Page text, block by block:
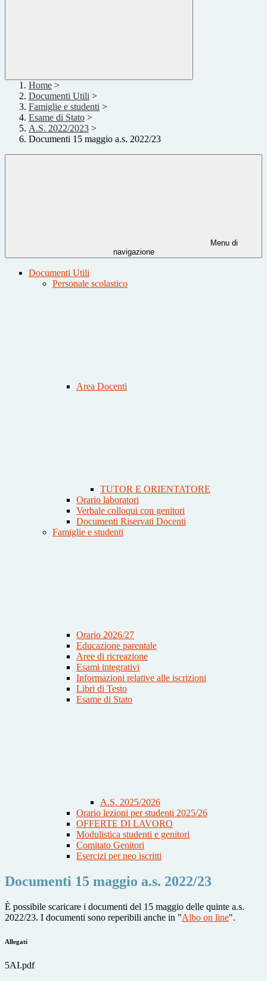
Home >
Documenti Utili >
Famiglie e studenti >
Esame di Stato >
A.S. 2022/2023 >
Documenti 15 maggio a.s. 2022/23
Menu di
navigazione
Documenti Utili
Personale scolastico
Area Docenti
TUTOR E ORIENTATORE
Orario laboratori
Verbale colloqui con genitori
Documenti Riservati Docenti
Famiglie e studenti
Orario 2026/27
Educazione parentale
Aree di ricreazione
Esami integrativi
Informazioni relative alle iscrizioni
Libri di Testo
Esame di Stato
A.S. 2025/2026
Orario lezioni per studenti 2025/26
OFFERTE DI LAVORO
Modulistica studenti e genitori
Comitato Genitori
Esercizi per neo iscritti
Documenti 15 maggio a.s. 2022/23
È possibile scaricare i documenti del 15 maggio delle quinte a.s.
2022/23. I documenti sono reperibili anche in "Albo on line".
Allegati
5AI.pdf